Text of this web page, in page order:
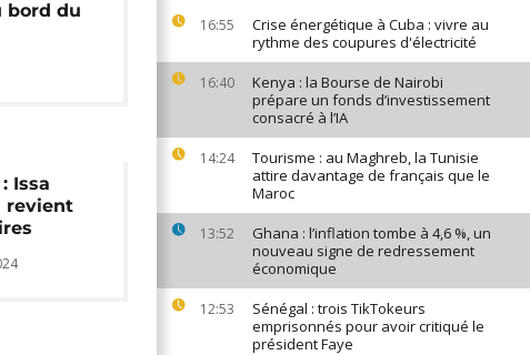
16:55
Crise énergétique à Cuba : vivre au
rythme des coupures d'électricité
16:40
Kenya : la Bourse de Nairobi
prépare un fonds d’investissement
consacré à l’IA
14:24
Tourisme : au Maghreb, la Tunisie
attire davantage de français que le
Maroc
13:52
Ghana : l’inflation tombe à 4,6 %, un
nouveau signe de redressement
économique
12:53
Sénégal : trois TikTokeurs
emprisonnés pour avoir critiqué le
président Faye
bord du
Issa
revient